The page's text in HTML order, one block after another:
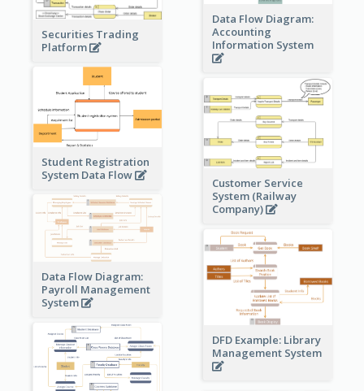
Data Flow Diagram:
Accounting
Information System
Securities Trading
Platform
Student Registration
System Data Flow
Customer Service
System (Railway
Company)
Data Flow Diagram:
Payroll Management
System
DFD Example: Library
Management System